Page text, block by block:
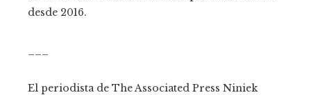
desde 2016.
El periodista de The Associated Press Niniek